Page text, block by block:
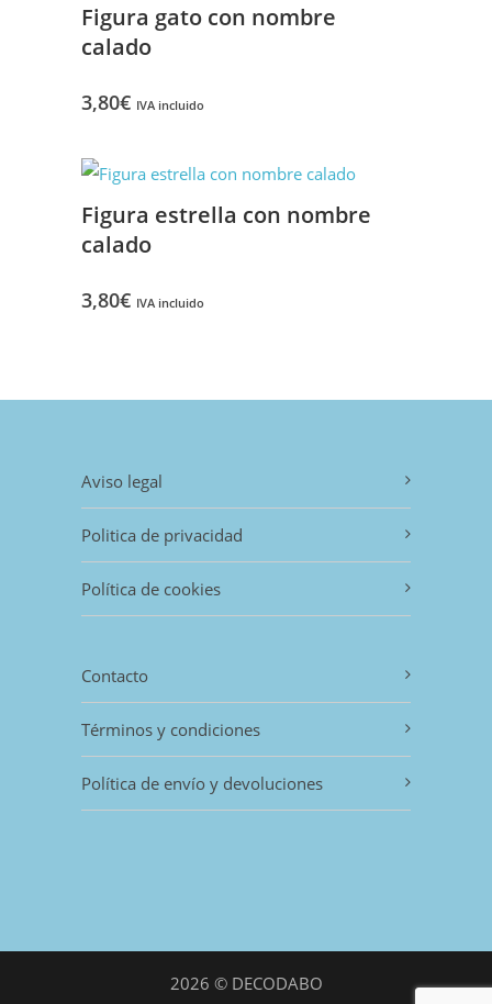
Figura gato con nombre
calado
3,80€ IVA incluido
Figura estrella con nombre
calado
3,80€ IVA incluido
Aviso legal
Politica de privacidad
Política de cookies
Contacto
Términos y condiciones
Política de envío y devoluciones
2026 © DECODABO